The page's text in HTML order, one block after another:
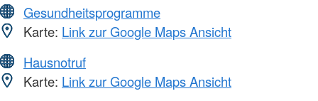
Gesundheitsprogramme
Karte: Link zur Google Maps Ansicht
Hausnotruf
Karte: Link zur Google Maps Ansicht